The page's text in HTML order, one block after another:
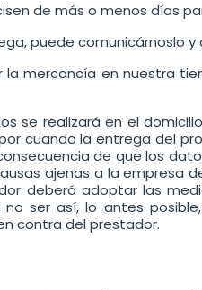
de más o menos días
puede comunicárnoslo
la mercancía en nuestra
se realizará en el
cuando la entrega del
consecuencia de que los
ajenas a la empresa
deberá adoptar las
ser así, lo antes
contra del prestador.